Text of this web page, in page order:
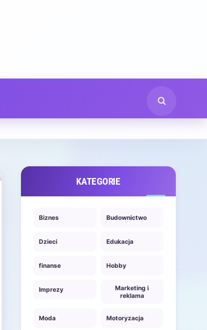
KATEGORIE
Biznes Budownictwo
Dzieci Edukacja
finanse Hobby
Imprezy
Marketing i
reklama
Moda Motoryzacja